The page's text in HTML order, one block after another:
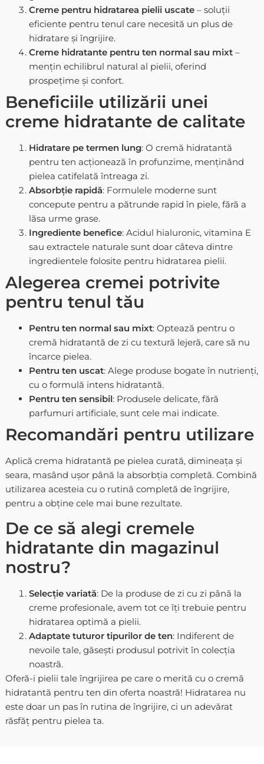
Creme pentru hidratarea pielii uscate– soluții
eficiente pentru tenul care necesită un plus de
hidratare și îngrijire.
Creme hidratante pentru ten normal sau mixt–
mențin echilibrul natural al pielii, oferind
prospețime și confort.
Beneficiile utilizării unei
creme hidratante de calitate
Hidratare pe termen lung: O cremă hidratantă
pentru ten acționează în profunzime, menținând
pielea catifelată întreaga zi.
Absorbție rapidă: Formulele moderne sunt
concepute pentru a pătrunde rapid în piele, fără a
lăsa urme grase.
Ingrediente benefice: Acidul hialuronic, vitamina E
sau extractele naturale sunt doar câteva dintre
ingredientele folosite pentru hidratarea pielii.
Alegerea cremei potrivite
pentru tenul tău
Pentru ten normal sau mixt: Optează pentru o
cremă hidratantă de zi cu textură lejeră, care să nu
încarce pielea.
Pentru ten uscat: Alege produse bogate în nutrienți,
cu o formulă intens hidratantă.
Pentru ten sensibil: Produsele delicate, fără
parfumuri artificiale, sunt cele mai indicate.
Recomandări pentru utilizare
Aplică crema hidratantă pe pielea curată, dimineața și
seara, masând ușor până la absorbția completă. Combină
utilizarea acesteia cu o rutină completă de îngrijire,
pentru a obține cele mai bune rezultate.
De ce să alegi cremele
hidratante din magazinul
nostru?
Selecție variată: De la produse de zi cu zi până la
creme profesionale, avem tot ce îți trebuie pentru
hidratarea optimă a pielii.
Adaptate tuturor tipurilor de ten: Indiferent de
nevoile tale, găsești produsul potrivit în colecția
noastră.
Oferă-i pielii tale îngrijirea pe care o merită cu o cremă
hidratantă pentru ten din oferta noastră! Hidratarea nu
este doar un pas în rutina de îngrijire, ci un adevărat
răsfăț pentru pielea ta.